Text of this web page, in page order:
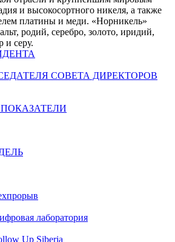
и высокосортного никеля, а также
платины и меди. «Норникель»
родий, серебро, золото, иридий,
и серу.
СОВЕТА ДИРЕКТОРОВ
лаборатория
Up Siberia